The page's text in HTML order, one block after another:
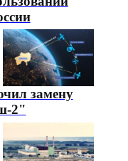
замену
2"